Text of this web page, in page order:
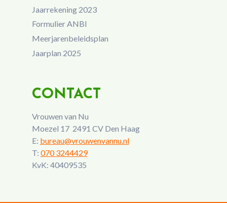
Jaarrekening 2023
Formulier ANBI
Meerjarenbeleidsplan
Jaarplan 2025
CONTACT
Vrouwen van Nu
Moezel 17 2491 CV Den Haag
E: bureau@vrouwenvannu.nl
T: 070 3244429
KvK: 40409535